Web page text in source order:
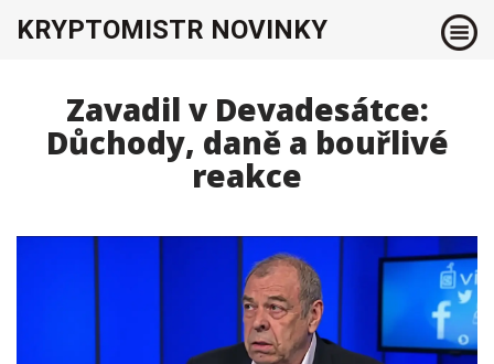
KRYPTOMISTR NOVINKY
Zavadil v Devadesátce:
Důchody, daně a bouřlivé
reakce